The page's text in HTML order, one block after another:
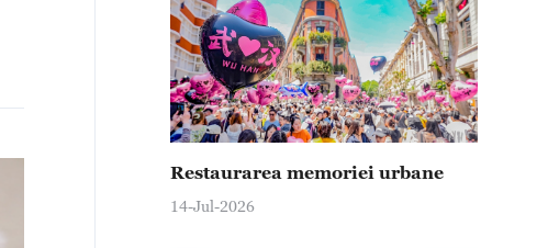
Restaurarea memoriei urbane
14-Jul-2026